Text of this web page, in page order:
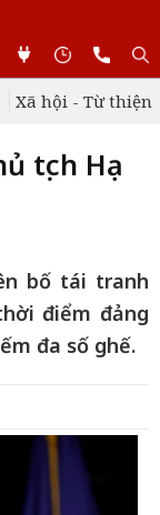
Xã hội - Từ thiện
tịch Hạ
bố tái tranh
điểm đảng
đa số ghế.